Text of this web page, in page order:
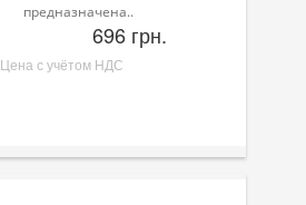
предназначена..
696 грн.
Цена с учётом НДС